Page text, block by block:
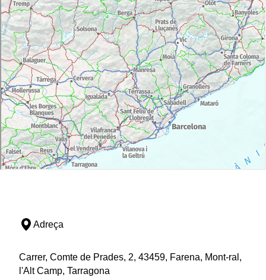
Adreça
Carrer, Comte de Prades, 2, 43459, Farena, Mont-ral,
l'Alt Camp, Tarragona